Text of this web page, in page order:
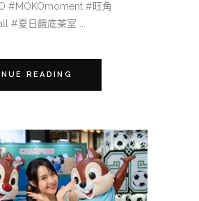
#MOKOmoment #旺角
#夏日餓底茶室 ...
READING